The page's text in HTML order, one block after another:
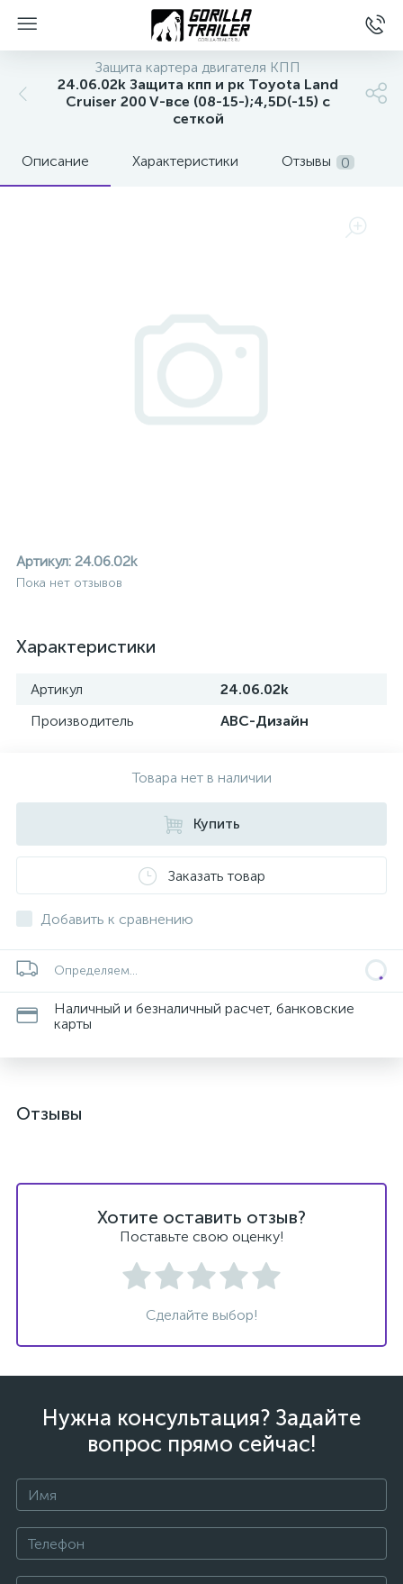
Защита картера двигателя КПП
24.06.02k Защита кпп и рк Toyota Land
Cruiser 200 V-все (08-15-);4,5D(-15) с
сеткой
Описание Характеристики Отзывы 0
Артикул: 24.06.02k
Пока нет отзывов
Характеристики
Артикул
24.06.02k
Производитель
АВС-Дизайн
Товара нет в наличии
Купить
Заказать товар
Добавить к сравнению
Определяем...
Наличный и безналичный расчет, банковские
карты
Отзывы
Хотите оставить отзыв?
Поставьте свою оценку!
Сделайте выбор!
Нужна консультация? Задайте
вопрос прямо сейчас!